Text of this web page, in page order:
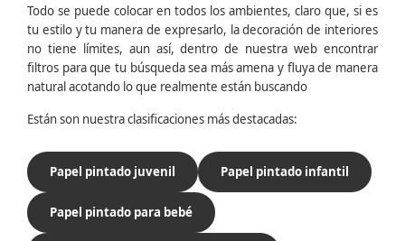
Todo se puede colocar en todos los ambientes, claro que, si es
tu estilo y tu manera de expresarlo, la decoración de interiores
no tiene límites, aun así, dentro de nuestra web encontrar
filtros para que tu búsqueda sea más amena y fluya de manera
natural acotando lo que realmente están buscando
Están son nuestra clasificaciones más destacadas:
Papel pintado juvenil Papel pintado infantil
Papel pintado para bebé